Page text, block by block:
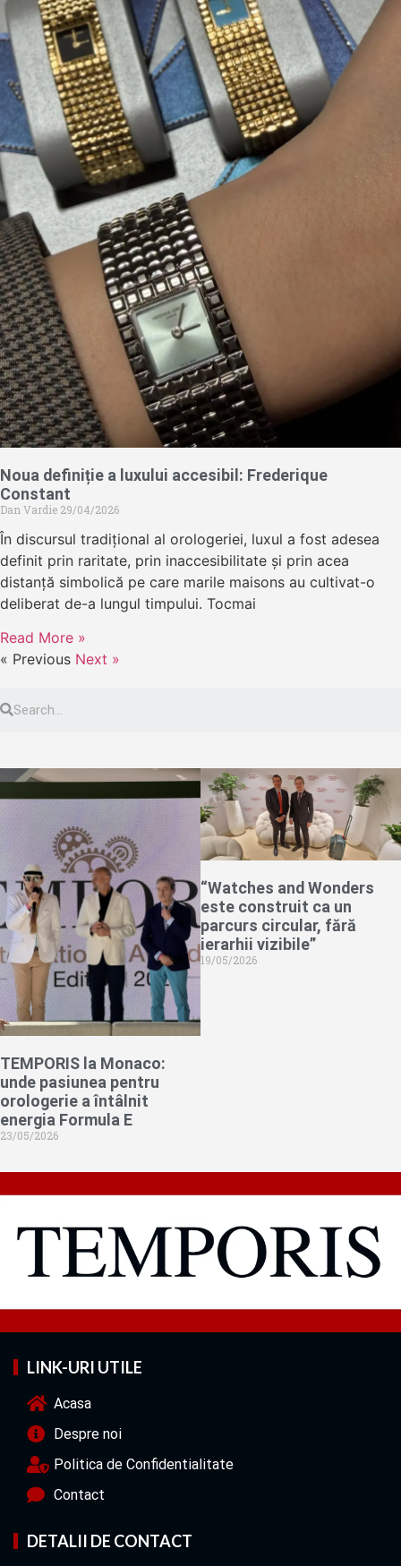
Noua definiție a luxului accesibil: Frederique
Constant
Dan Vardie 29/04/2026
În discursul tradițional al orologeriei, luxul a fost adesea
definit prin raritate, prin inaccesibilitate și prin acea
distanță simbolică pe care marile maisons au cultivat-o
deliberat de-a lungul timpului. Tocmai
Read More »
« Previous Next »
TEMPORIS la Monaco:
unde pasiunea pentru
orologerie a întâlnit
energia Formula E
23/05/2026
“Watches and Wonders
este construit ca un
parcurs circular, fără
ierarhii vizibile”
19/05/2026
LINK-URI UTILE
Acasa
Despre noi
Politica de Confidentialitate
Contact
DETALII DE CONTACT